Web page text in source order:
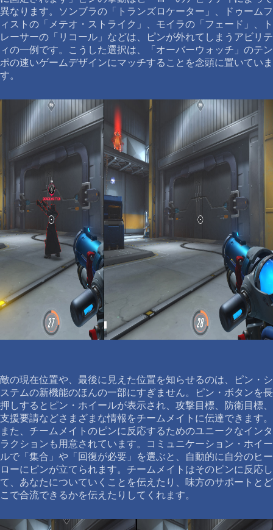
異なります。ソンブラの「トランズロケーター」、ドゥームフ
ィストの「メテオ・ストライク」、モイラの「フェード」、ト
レーサーの「リコール」などは、ピンが外れてしまうアビリテ
ィの一例です。こうした選択は、「オーバーウォッチ」のテン
ポの速いゲームデザインにマッチすることを念頭に置いていま
す。
敵の現在位置や、最後に見えた位置を知らせるのは、ピン・シ
ステムの新機能のほんの一部にすぎません。ピン・ボタンを長
押しするとピン・ホイールが表示され、攻撃目標、防衛目標、
支援要請などさまざまな情報をチームメイトに伝達できます。
また、チームメイトのピンに反応するためのユニークなインタ
ラクションも用意されています。コミュニケーション・ホイー
ルで「集合」や「回復が必要」を選ぶと、自動的に自分のヒー
ローにピンが立てられます。チームメイトはそのピンに反応し
て、あなたについていくことを伝えたり、味方のサポートとど
こで合流できるかを伝えたりしてくれます。